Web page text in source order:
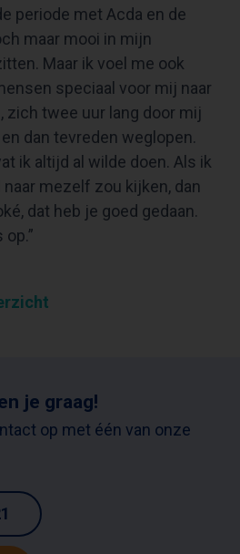
periode met Acda en de
maar mooi in mijn
Maar ik voel me ook
speciaal voor mij naar
zich twee uur lang door mij
dan tevreden weglopen.
ik altijd al wilde doen. Als ik
naar mezelf zou kijken, dan
dat heb je goed gedaan.
je graag!
op met één van onze